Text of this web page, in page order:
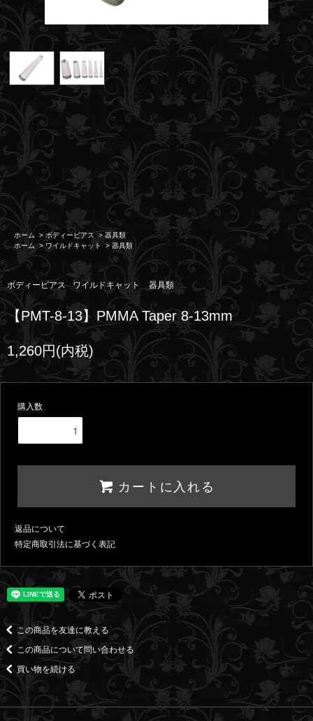
ホーム > ボディーピアス >器具類
ホーム >ワイルドキャット > 器具類
ボディーピアス ワイルドキャット 器具類
【PMT-8-13】PMMA Taper 8-13mm
1,260円(内税)
購入数
カートに入れる
返品について
特定商取引法に基づく表記
この商品を友達に教える
この商品について問い合わせる
買い物を続ける